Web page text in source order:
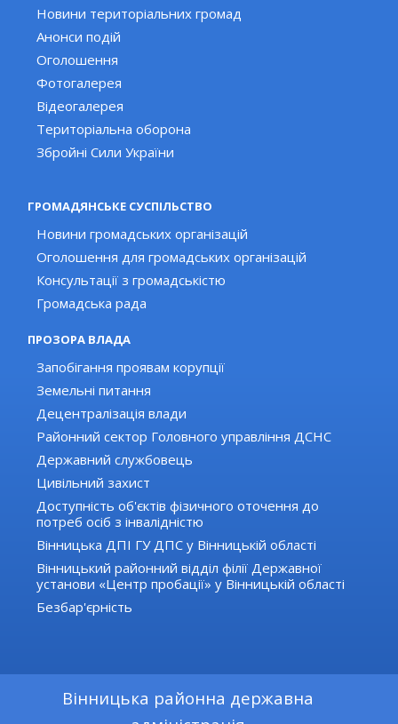
Новини територіальних громад
Анонси подій
Оголошення
Фотогалерея
Відеогалерея
Територіальна оборона
Збройні Сили України
ГРОМАДЯНСЬКЕ СУСПІЛЬСТВО
Новини громадських організацій
Оголошення для громадських організацій
Консультації з громадськістю
Громадська рада
ПРОЗОРА ВЛАДА
Запобігання проявам корупції
Земельні питання
Децентралізація влади
Районний сектор Головного управління ДСНС
Державний службовець
Цивільний захист
Доступність об'єктів фізичного оточення до
потреб осіб з інвалідністю
Вінницька ДПІ ГУ ДПС у Вінницькій області
Вінницький районний відділ філії Державної
установи «Центр пробації» у Вінницькій області
Безбар'єрність
Вінницька районна державна